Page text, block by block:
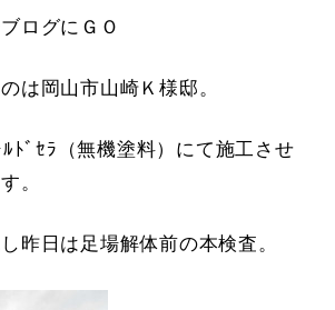
ログにＧＯ
は岡山市山崎Ｋ様邸。
ﾄﾞｾﾗ（無機塗料）にて施工させ
。
昨日は足場解体前の本検査。